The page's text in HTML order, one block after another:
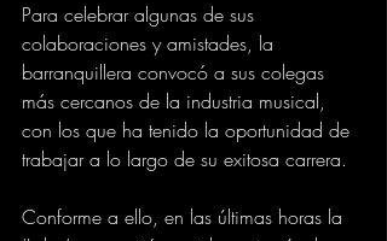
Para celebrar algunas de sus
colaboraciones y amistades, la
barranquillera convocó a sus colegas
más cercanos de la industria musical,
con los que ha tenido la oportunidad de
trabajar a lo largo de su exitosa carrera.
Conforme a ello, en las últimas horas la